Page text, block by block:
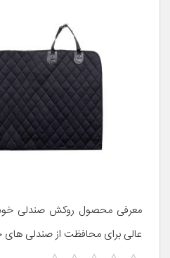
معرفی محصول روکش صندلی
عالی برای محافظت از صندلی